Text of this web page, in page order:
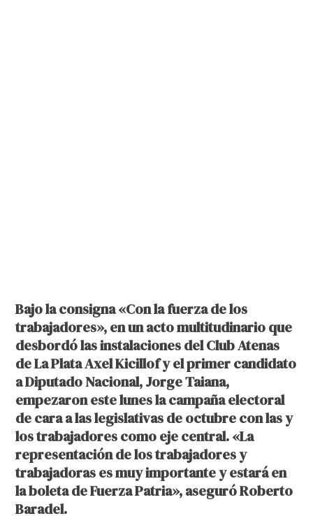
Bajo la consigna «Con la fuerza de los
trabajadores», en un acto multitudinario que
desbordó las instalaciones del Club Atenas
de La Plata Axel Kicillof y el primer candidato
a Diputado Nacional, Jorge Taiana,
empezaron este lunes la campaña electoral
de cara a las legislativas de octubre con las y
los trabajadores como eje central. «La
representación de los trabajadores y
trabajadoras es muy importante y estará en
la boleta de Fuerza Patria», aseguró Roberto
Baradel.